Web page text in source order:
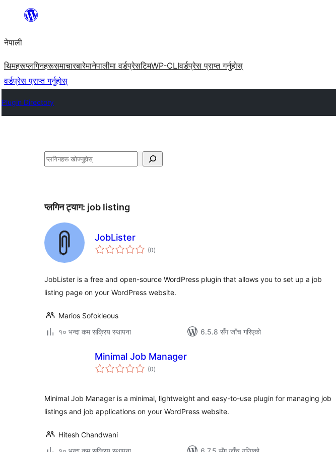
सामग्रीमा
नेपाली
थिमहरूप्लगिनहरूसमाचारबारेमानेपालीमा वर्डप्रेसटिमWP-CLIवर्डप्रेस प्राप्त गर्नुहोस्
वर्डप्रेस प्राप्त गर्नुहोस्
Plugin Directory
खोज्नुहोस्
प्लगिन ट्याग: job listing
JobLister
(0कुल
रेटिङ्गहरू
)
JobLister is a free and open-source WordPress plugin that allows you to set up a job
listing page on your WordPress website.
Marios Sofokleous
१० भन्दा कम सक्रिय स्थापना
6.5.8 सँग जाँच गरिएको
Minimal Job Manager
(0कुल
रेटिङ्गहरू
)
Minimal Job Manager is a minimal, lightweight and easy-to-use plugin for managing job
listings and job applications on your WordPress website.
Hitesh Chandwani